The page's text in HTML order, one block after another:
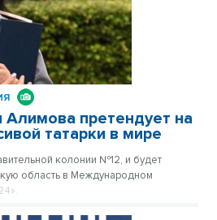
претендует на
татарки в мире
колонии №12, и будет
область в Международном